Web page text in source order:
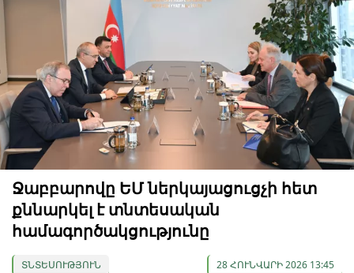
Ջաբբարովը ԵՄ ներկայացուցչի հետ
քննարկել է տնտեսական
համագործակցությունը
ՏՆՏԵՍՈՒԹՅՈՒՆ 28 ՀՈՒՆՎԱՐԻ 2026 13:45